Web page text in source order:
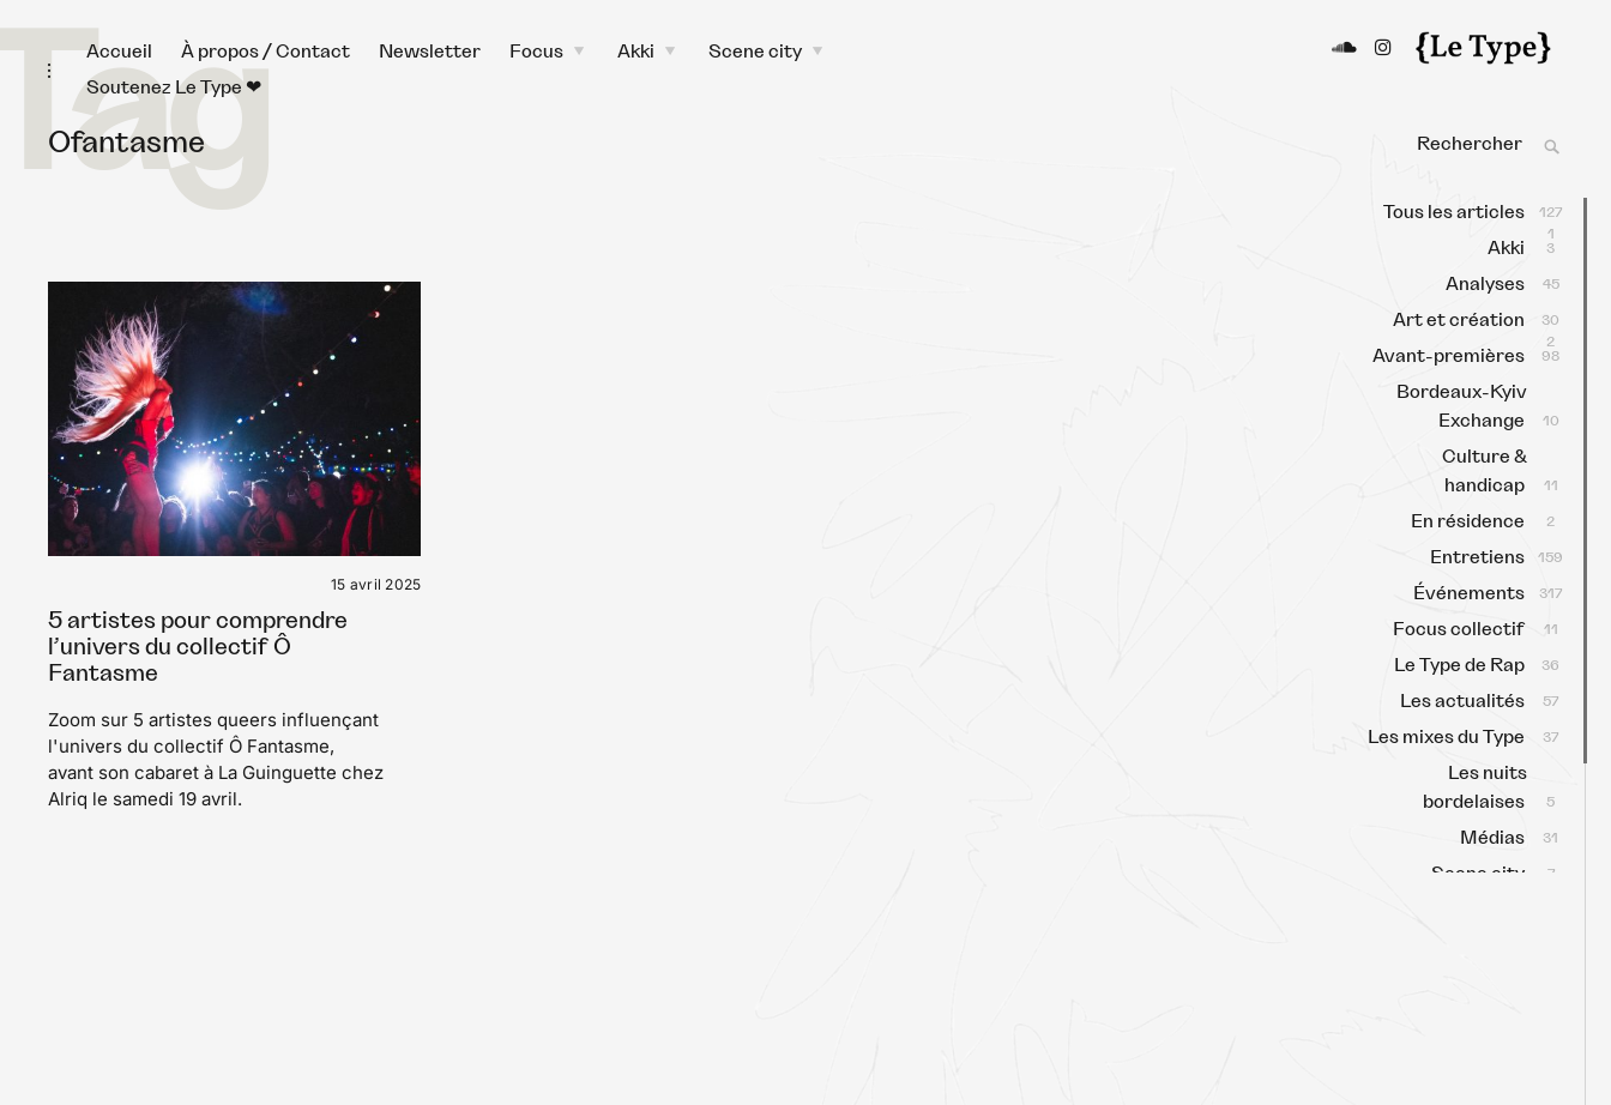
Skip
to
content
Le Type
Média culturel, indépendant
et local.
toggle
open/close
sidebar
Accueil À propos / Contact Newsletter Focus
toggle
Akki
toggle
Scene city
toggle
Soutenez Le Type ❤︎
Ofantasme
15 avril 2025
5 artistes pour comprendre
l’univers du collectif Ô
Fantasme
Zoom sur 5 artistes queers influençant
l'univers du collectif Ô Fantasme,
avant son cabaret à La Guinguette chez
Alriq le samedi 19 avril.
Tous les articles
127
1
Akki 3
Analyses 45
Art et création
30
2
Avant-premières 98
Bordeaux-Kyiv
Exchange
10
Culture &
handicap
11
En résidence 2
Entretiens 159
Événements 317
Focus collectif 11
Le Type de Rap 36
Les actualités 57
Les mixes du Type 37
Les nuits
bordelaises
5
Médias 31
Scene city 7